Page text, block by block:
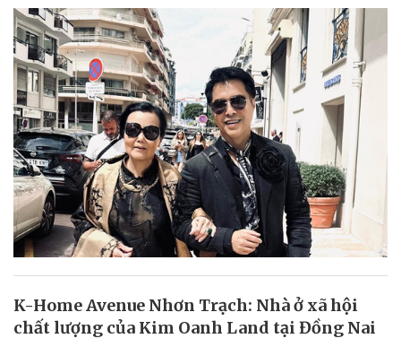
K-Home Avenue Nhơn Trạch: Nhà ở xã hội
chất lượng của Kim Oanh Land tại Đồng Nai